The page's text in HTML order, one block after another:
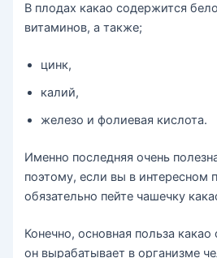
В плодах какао содержится
витаминов, а также;
цинк,
калий,
железо и фолиевая кислота.
Именно последняя очень
поэтому, если вы в интересном
обязательно пейте чашечку
Конечно, основная польза
он вырабатывает в организме